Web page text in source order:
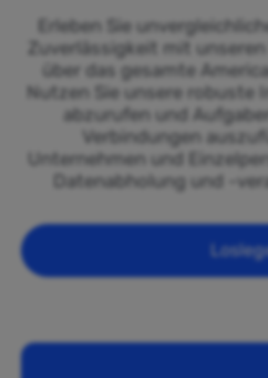
Erleben Sie
Zuverlässigkeit mit
über das gesamte
Nutzen Sie unsere robuste
abzurufen und
Verbindungen
Unternehmen und
Datenabholung und -